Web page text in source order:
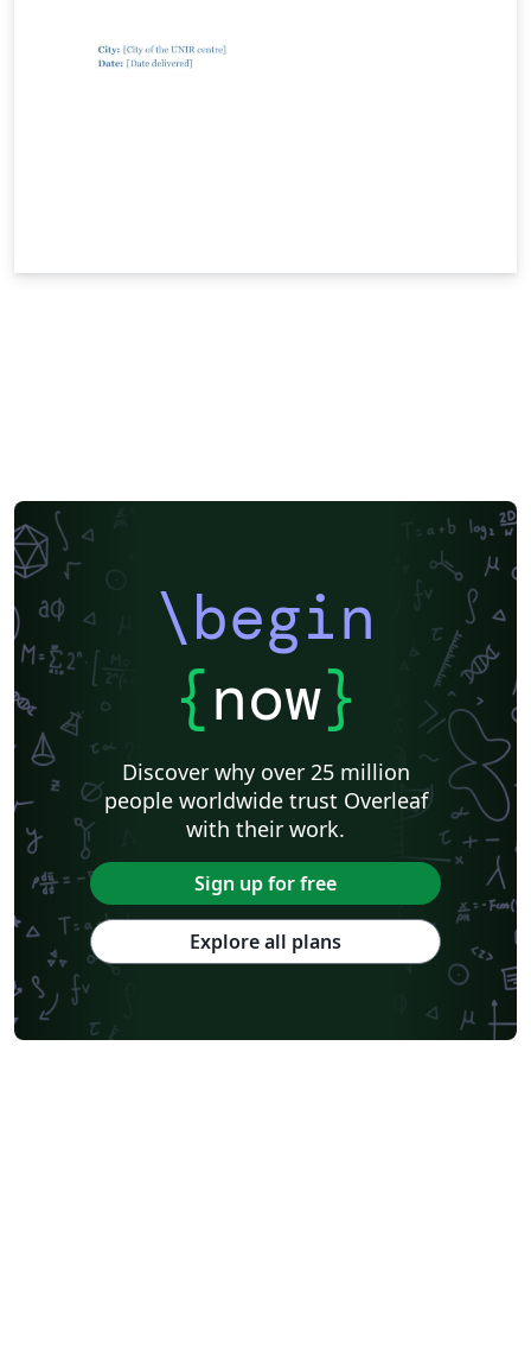
\begin
{now}
Discover why over 25 million
people worldwide trust Overleaf
with their work.
Sign up for free
Explore all plans